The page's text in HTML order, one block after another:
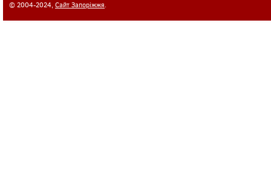
© 2004-2024, Сайт Запоріжжя.